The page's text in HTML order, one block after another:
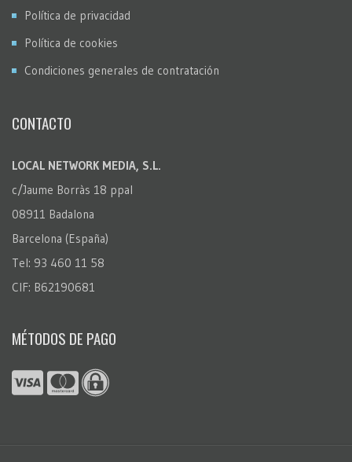
Política de privacidad
Política de cookies
Condiciones generales de contratación
CONTACTO
LOCAL NETWORK MEDIA, S.L.
c/Jaume Borràs 18 ppal
08911 Badalona
Barcelona (España)
Tel: 93 460 11 58
CIF: B62190681
MÉTODOS DE PAGO